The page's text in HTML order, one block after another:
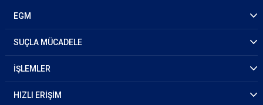
EGM
SUÇLA MÜCADELE
İŞLEMLER
HIZLI ERİŞİM